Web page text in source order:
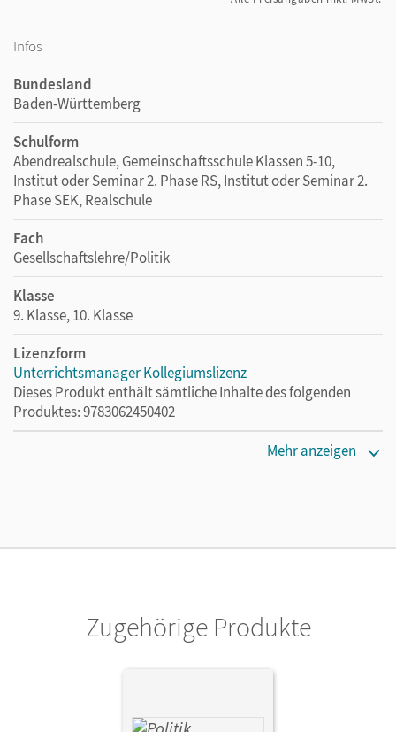
Infos
Bundesland
Baden-Württemberg
Schulform
Abendrealschule, Gemeinschaftsschule Klassen 5-10,
Institut oder Seminar 2. Phase RS, Institut oder Seminar 2.
Phase SEK, Realschule
Fach
Gesellschaftslehre/Politik
Klasse
9. Klasse, 10. Klasse
Lizenzform
Unterrichtsmanager Kollegiumslizenz
Dieses Produkt enthält sämtliche Inhalte des folgenden
Produktes: 9783062450402
Unterrichtsmanagers solange das Lehrwerk erhältlich ist.
Mehr anzeigen
Zugehörige Produkte